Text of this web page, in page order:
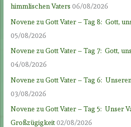
himmlischen Vaters 06/08/2026
Novene zu Gott Vater – Tag 8: Gott,
05/08/2026
Novene zu Gott Vater – Tag 7: Gott,
04/08/2026
Novene zu Gott Vater – Tag 6:
03/08/2026
Novene zu Gott Vater – Tag 5: Unser
Großzügigkeit02/08/2026